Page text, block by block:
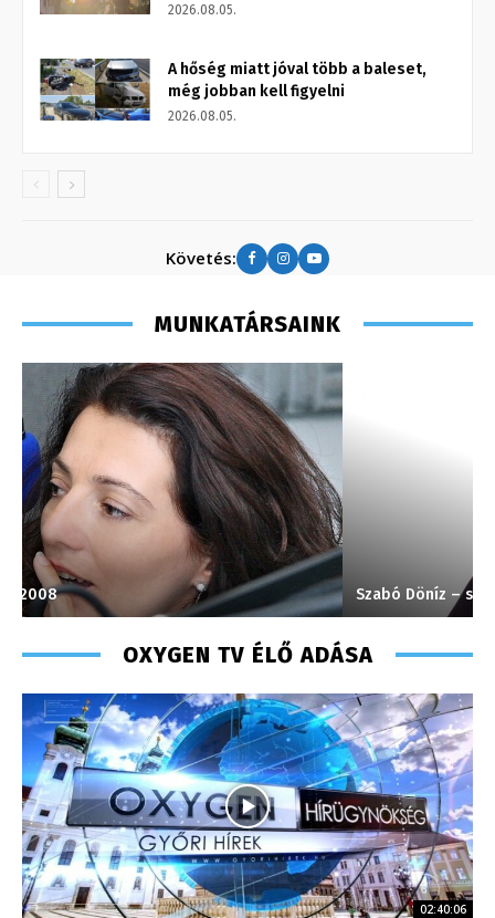
2026.08.05.
A hőség miatt jóval több a baleset,
még jobban kell figyelni
2026.08.05.
Követés:
MUNKATÁRSAINK
Szabó Döníz – sales manager – 2014
OXYGEN TV ÉLŐ ADÁSA
02:40:06